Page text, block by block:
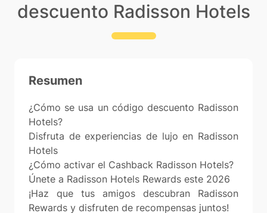
descuento Radisson Hotels
Resumen
¿Cómo se usa un código descuento Radisson
Hotels?
Disfruta de experiencias de lujo en Radisson
Hotels
¿Cómo activar el Cashback Radisson Hotels?
Únete a Radisson Hotels Rewards este 2026
¡Haz que tus amigos descubran Radisson
Rewards y disfruten de recompensas juntos!